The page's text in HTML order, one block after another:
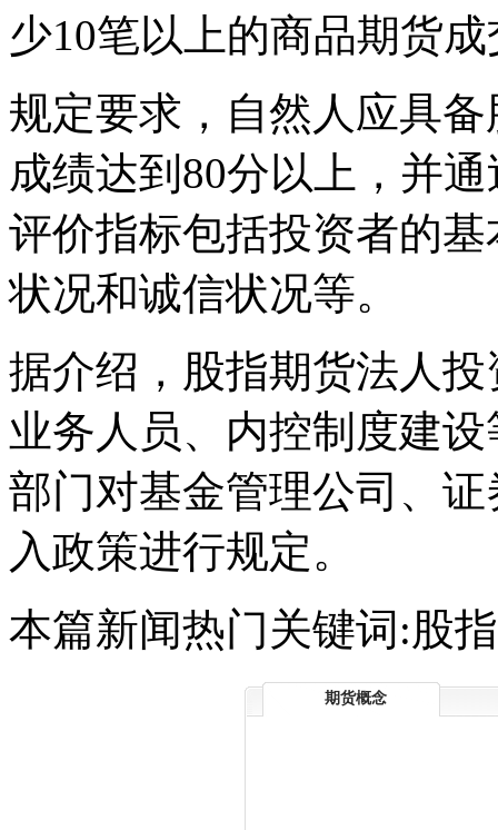
少10笔以上的商品期货
规定要求，自然人应具
成绩达到80分以上，并
评价指标包括投资者的
状况和诚信状况等。
据介绍，股指期货法人
业务人员、内控制度建
部门对基金管理公司、
入政策进行规定。
本篇新闻热门关键词:股
期货概念